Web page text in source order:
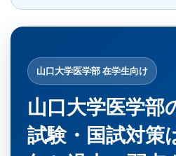
山口大学医学部 在学生向け
山口大学医学部
試験・国試対策